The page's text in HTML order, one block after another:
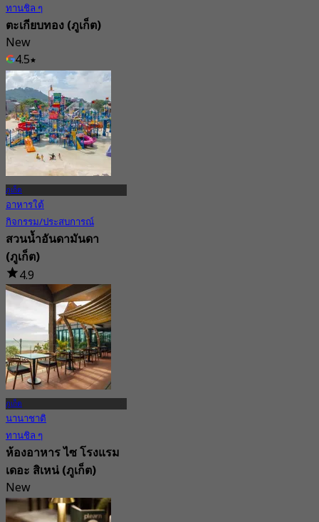
ทานชิล ๆ
ตะเกียบทอง (ภูเก็ต)
New
4.5
จาก฿ 674.75
ภูเก็ต
อาหารใต้
กิจกรรม/ประสบการณ์
สวนน้ำอันดามันดา
(ภูเก็ต)
4.9
85 การจอง
จาก
฿ 1,056
ภูเก็ต
นานาชาติ
ทานชิล ๆ
ห้องอาหาร ไซ โรงแรม
เดอะ สิเหน่ (ภูเก็ต)
New
3.1